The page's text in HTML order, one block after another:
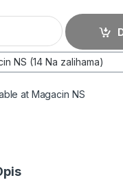
ubodna testera 600W
at Magacin NS